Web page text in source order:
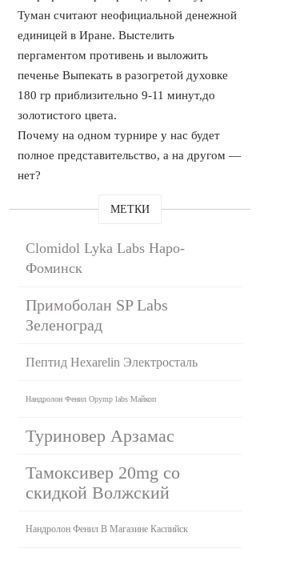
Туман считают неофициальной денежной
единицей в Иране. Выстелить
пергаментом противень и выложить
печенье Выпекать в разогретой духовке
180 гр приблизительно 9-11 минут,до
золотистого цвета.
Почему на одном турнире у нас будет
полное представительство, а на другом —
нет?
МЕТКИ
Clomidol Lyka Labs Наро-
Фоминск
Примоболан SP Labs
Зеленоград
Пептид Hexarelin Электросталь
Нандролон Фенил Opymp labs Майкоп
Туриновер Арзамас
Тамоксивер 20mg со
скидкой Волжский
Нандролон Фенил В Магазине Каспийск